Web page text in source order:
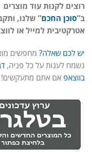
רוצים לקנות עוד
ב”סוכן החכם” שלנו,
אטרקטיבית למייל או
יש לכם שאלה? מחפשים
נשמח לענות על כל פניה,
בווצאפאם אתם מתעקשים!